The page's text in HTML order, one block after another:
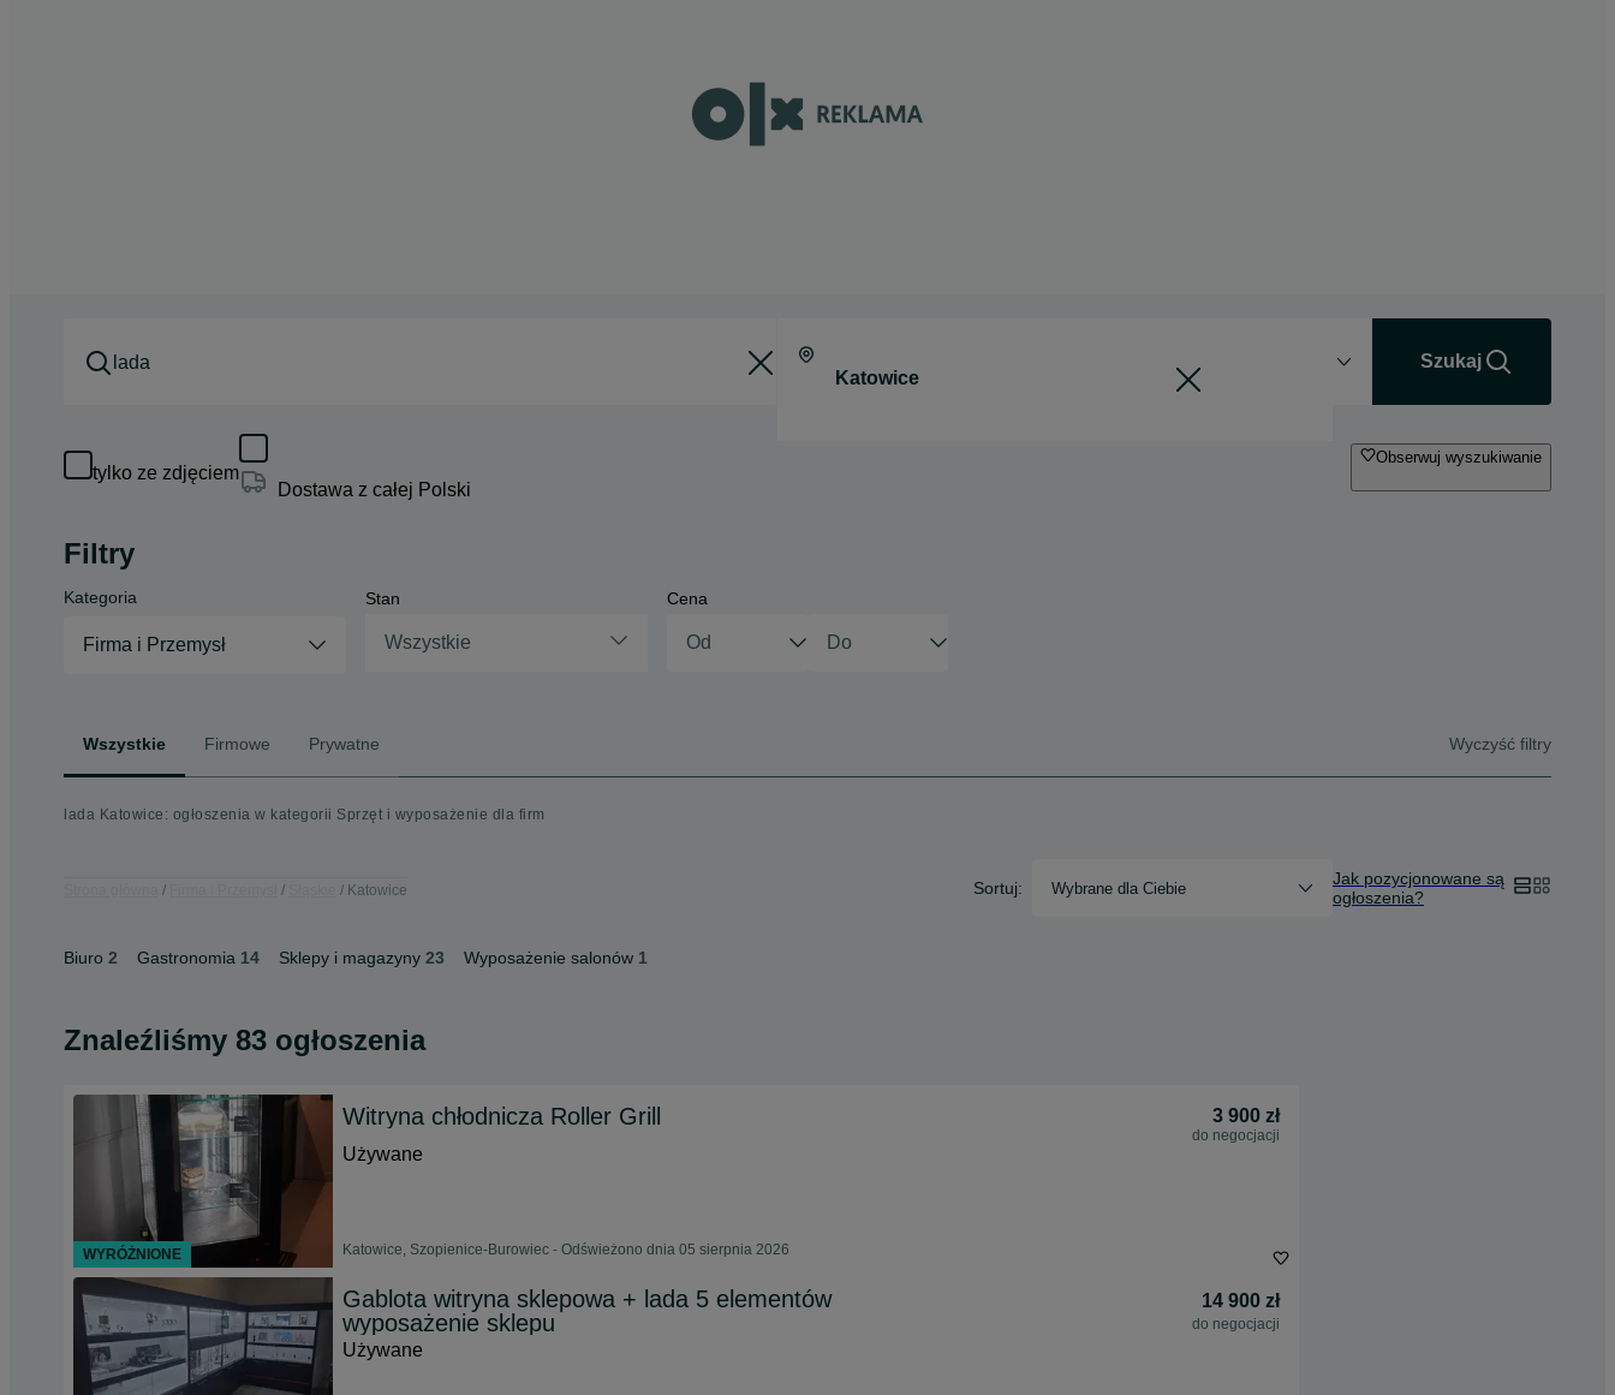
Szukaj
tylko ze zdjęciem
Dostawa z całej Polski
Obserwuj wyszukiwanie
Filtry
Kategoria
Firma i Przemysł
Stan
Wszystkie
Cena
Wszystkie Firmowe Prywatne Wyczyść filtry
lada Katowice: ogłoszenia w kategorii Sprzęt i wyposażenie dla firm
Katowice Sortuj: Wybrane dla Ciebie
Jak pozycjonowane są
ogłoszenia?
Biuro 2 Gastronomia 14 Sklepy i magazyny 23 Wyposażenie salonów 1
Znaleźliśmy 83 ogłoszenia
Witryna chłodnicza Roller Grill 3 900 zł
do negocjacji
Używane
Katowice, Szopienice-Burowiec - Odświeżono dnia 05 sierpnia 2026
Gablota witryna sklepowa + lada 5 elementów
wyposażenie sklepu
14 900 zł
do negocjacji
Używane
WYRÓŻNIONE